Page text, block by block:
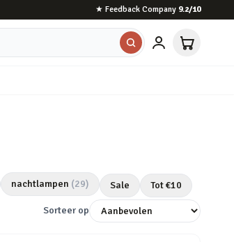
★ Feedback Company 9.2/10
nachtlampen (29) Sale Tot €10
Sorteer op